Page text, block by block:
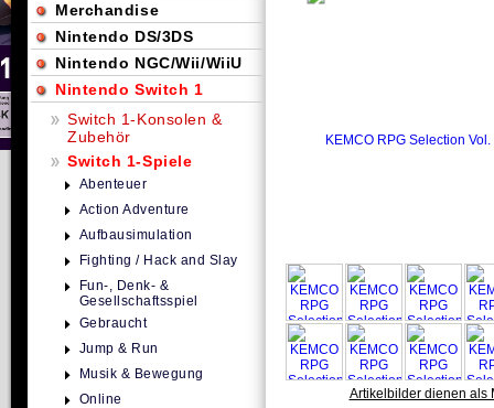
Artikelbilder dienen als
Merchandise
Nintendo DS/3DS
Nintendo NGC/Wii/WiiU
Nintendo Switch 1
Switch 1-Konsolen &
Zubehör
Switch 1-Spiele
Abenteuer
Action Adventure
Aufbausimulation
Fighting / Hack and Slay
Fun-, Denk- &
Gesellschaftsspiel
Gebraucht
Jump & Run
Musik & Bewegung
Online